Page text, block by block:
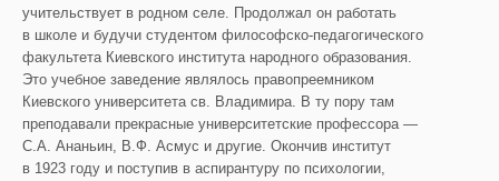
учительствует в родном селе. Продолжал он работать
в школе и будучи студентом философско-педагогического
факультета Киевского института народного образования.
Это учебное заведение являлось правопреемником
Киевского университета св. Владимира. В ту пору там
преподавали прекрасные университетские профессора —
С.А. Ананьин, В.Ф. Асмус и другие. Окончив институт
в 1923 году и поступив в аспирантуру по психологии,